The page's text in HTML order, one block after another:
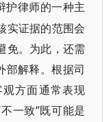
护律师的一种主
实证据的范围会
免。为此，还需
部解释。根据司
方面通常表现
一致”既可能是